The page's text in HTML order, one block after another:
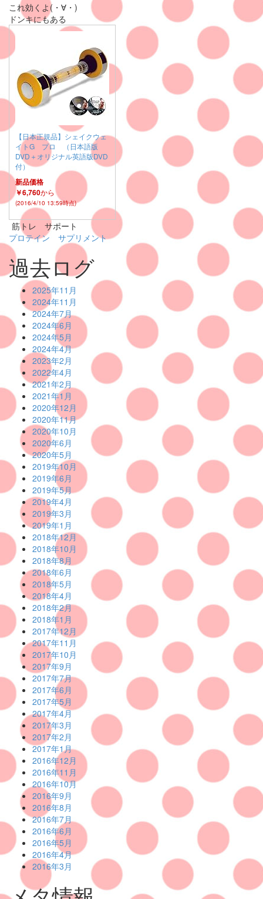
これ効くよ(・∀・)
ドンキにもある
【日本正規品】シェイクウェ
イトG プロ （日本語版
DVD＋オリジナル英語版DVD
付）
新品価格
￥6,760から
(2016/4/10 13:59時点)
筋トレ サポート
プロテイン サプリメント
過去ログ
2025年11月
2024年11月
2024年7月
2024年6月
2024年5月
2024年4月
2023年2月
2022年4月
2021年2月
2021年1月
2020年12月
2020年11月
2020年10月
2020年6月
2020年5月
2019年10月
2019年6月
2019年5月
2019年4月
2019年3月
2019年1月
2018年12月
2018年10月
2018年8月
2018年6月
2018年5月
2018年4月
2018年2月
2018年1月
2017年12月
2017年11月
2017年10月
2017年9月
2017年7月
2017年6月
2017年5月
2017年4月
2017年3月
2017年2月
2017年1月
2016年12月
2016年11月
2016年10月
2016年9月
2016年8月
2016年7月
2016年6月
2016年5月
2016年4月
2016年3月